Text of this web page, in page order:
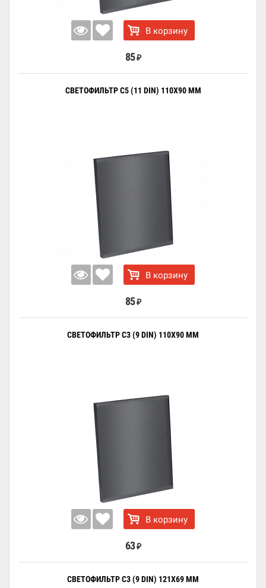
В корзину
85 ₽
СВЕТОФИЛЬТР C5 (11 DIN) 110X90 ММ
В корзину
85 ₽
СВЕТОФИЛЬТР C3 (9 DIN) 110X90 ММ
В корзину
63 ₽
СВЕТОФИЛЬТР C3 (9 DIN) 121X69 ММ